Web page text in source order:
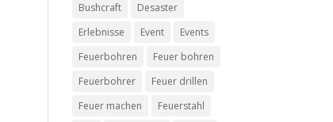
Bushcraft
Desaster
Erlebnisse
Event
Events
Feuerbohren
Feuer bohren
Feuerbohrer
Feuer drillen
Feuer machen
Feuerstahl